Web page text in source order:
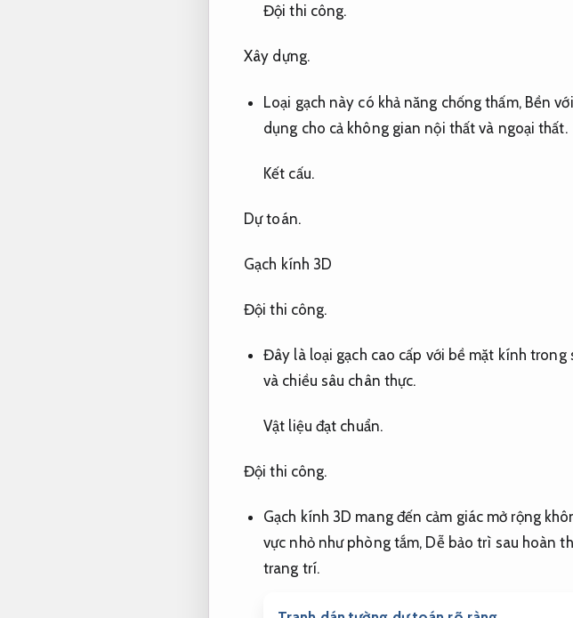
Đội thi công.
Xây dựng.
Loại gạch này có khả năng chống thấm, Bền
dụng cho cả không gian nội thất và ngoại thất.
Kết cấu.
Dự toán.
Gạch kính 3D
Đội thi công.
Đây là loại gạch cao cấp với bề mặt kính trong
và chiều sâu chân thực.
Vật liệu đạt chuẩn.
Đội thi công.
Gạch kính 3D mang đến cảm giác mở rộng
vực nhỏ như phòng tắm, Dễ bảo trì sau hoàn
trang trí.